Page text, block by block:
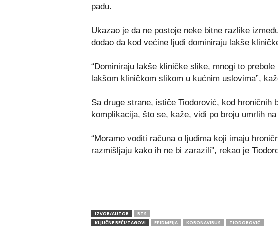
padu.
Ukazao je da ne postoje neke bitne razlike
dodao da kod većine ljudi dominiraju lakše
“Dominiraju lakše kliničke slike, mnogi to
lakšom kliničkom slikom u kućnim uslovima”,
Sa druge strane, ističe Tiodorović, kod hroničnih
komplikacija, što se, kaže, vidi po broju umrlih
“Moramo voditi računa o ljudima koji imaju
razmišljaju kako ih ne bi zarazili”, rekao je
IZVOR/AUTOR
RTS
KLJUČNE REČI/TAGOVI
EPIDMEIJA KORONAVIRUS TIODOROVIĆ